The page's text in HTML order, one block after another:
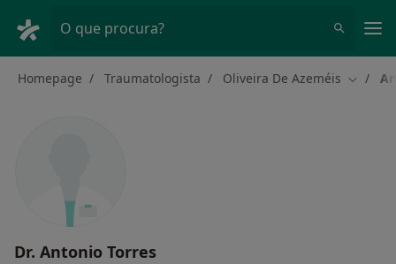
O que procura?
Homepage Traumatologista Oliveira De Azeméis Mudar
Dr. Antonio Torres